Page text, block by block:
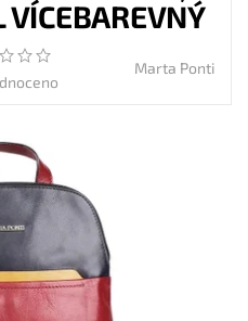
VÍCEBAREVNÝ
Marta Ponti